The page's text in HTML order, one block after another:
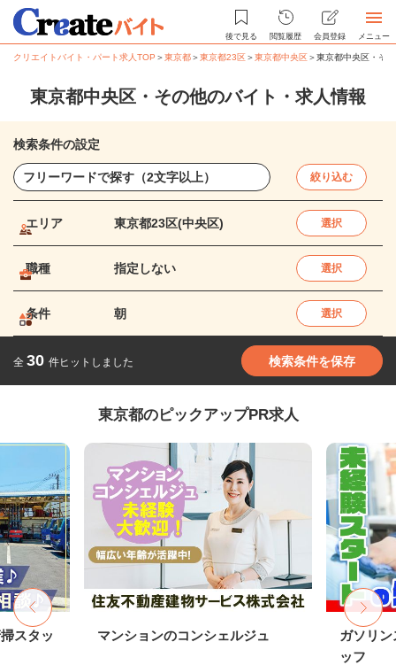
後で見る 閲覧履歴 会員登録 メニュー
クリエイトバイト・パート求人TOP ＞東京都＞東京都23区＞東京都中央区＞東京都中央区・そ
東京都中央区・その他のバイト・求人情報
検索条件の設定
絞り込む
エリア 東京都23区(中央区) 選択
職種 指定しない 選択
条件 朝 選択
全 30 件ヒットしました 検索条件を保存
東京都のピックアップPR求人
スタッ マンションのコンシェルジュ
ガソリ
ッフ